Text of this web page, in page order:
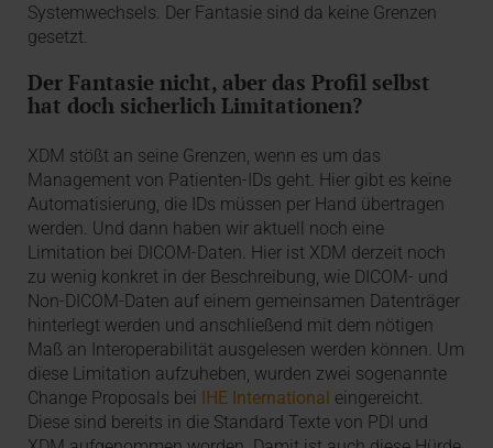
Systemwechsels. Der Fantasie sind da keine Grenzen
gesetzt.
Der Fantasie nicht, aber das Profil selbst
hat doch sicherlich Limitationen?
XDM stößt an seine Grenzen, wenn es um das
Management von Patienten-IDs geht. Hier gibt es keine
Automatisierung, die IDs müssen per Hand übertragen
werden. Und dann haben wir aktuell noch eine
Limitation bei DICOM-Daten. Hier ist XDM derzeit noch
zu wenig konkret in der Beschreibung, wie DICOM- und
Non-DICOM-Daten auf einem gemeinsamen Datenträger
hinterlegt werden und anschließend mit dem nötigen
Maß an Interoperabilität ausgelesen werden können. Um
diese Limitation aufzuheben, wurden zwei sogenannte
Change Proposals bei
IHE International eingereicht.
Diese sind bereits in die Standard Texte von PDI und